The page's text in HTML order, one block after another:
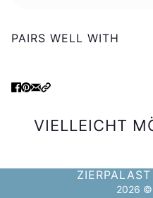
PAIRS WELL WITH
VIELLEICHT
2026 ©